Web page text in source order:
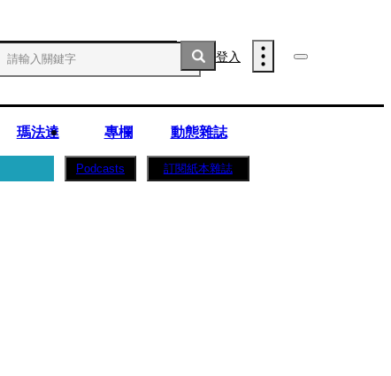
登入
瑪法達 專欄
動態雜誌
Podcasts 訂閱紙本雜誌